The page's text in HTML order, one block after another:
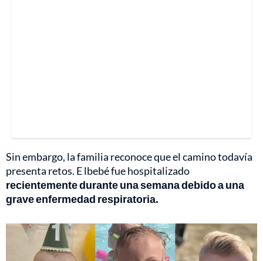
Sin embargo, la familia reconoce que el camino todavía
presenta retos. E lbebé fue hospitalizado
recientemente durante una semana debido a una
grave enfermedad respiratoria.